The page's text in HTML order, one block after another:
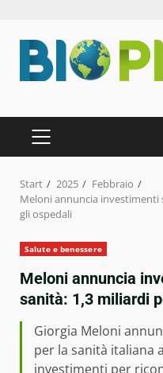
Inhalt
springen
PRIMÄRES
MENÜ
Start 2025
Febbraio
Meloni annuncia investimenti
gli ospedali
Salute e benessere
Meloni annuncia
sanità: 1,3 miliardi
Giorgia Meloni
per la sanità italiana
investimenti per